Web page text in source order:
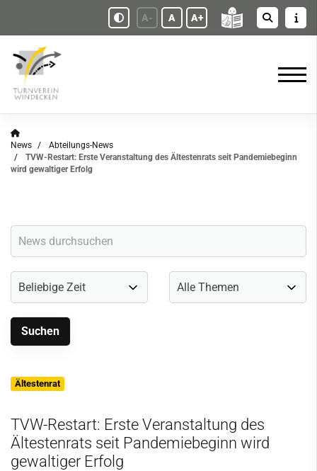
A- A A+
News
Abteilungs-News
TVW-Restart: Erste Veranstaltung des Ältestenrats seit Pandemiebeginn
wird gewaltiger Erfolg
Ältestenrat
TVW-Restart: Erste Veranstaltung des
Ältestenrats seit Pandemiebeginn wird
gewaltiger Erfolg